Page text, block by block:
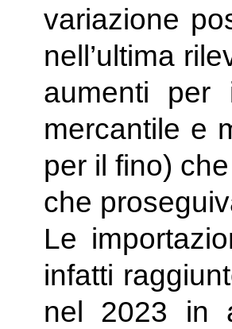
variazione
nell’ultima
aumenti per
mercantile e
per il fino)
che
Le
infatti
nel 2023 in